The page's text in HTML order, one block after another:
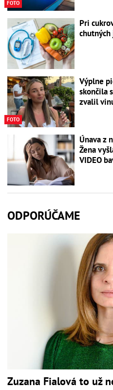
FOTO
Pri
FOTO
Výplne
skončila
zvalil
Únava z
Žena
VIDEO
ODPORÚČAME
Zuzana Fialová to už